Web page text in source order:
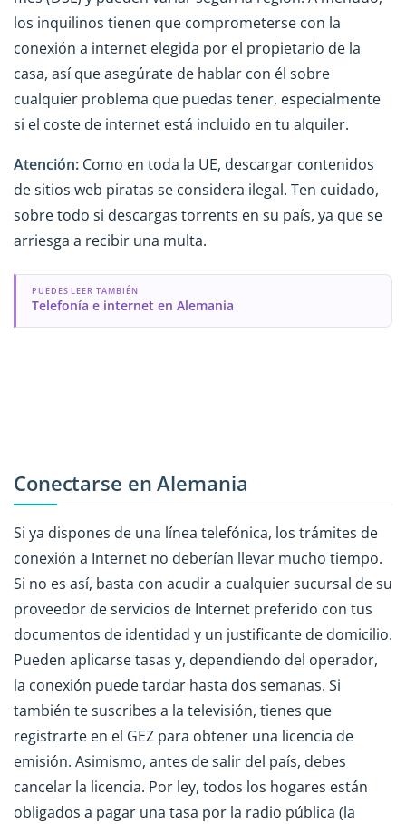
los inquilinos tienen que comprometerse con la
conexión a internet elegida por el propietario de la
casa, así que asegúrate de hablar con él sobre
cualquier problema que puedas tener, especialmente
si el coste de internet está incluido en tu alquiler.
Atención: Como en toda la UE, descargar contenidos
de sitios web piratas se considera ilegal. Ten cuidado,
sobre todo si descargas torrents en su país, ya que se
arriesga a recibir una multa.
PUEDES LEER TAMBIÉN
Telefonía e internet en Alemania
Conectarse en Alemania
Si ya dispones de una línea telefónica, los trámites de
conexión a Internet no deberían llevar mucho tiempo.
Si no es así, basta con acudir a cualquier sucursal de su
proveedor de servicios de Internet preferido con tus
documentos de identidad y un justificante de domicilio.
Pueden aplicarse tasas y, dependiendo del operador,
la conexión puede tardar hasta dos semanas. Si
también te suscribes a la televisión, tienes que
registrarte en el GEZ para obtener una licencia de
emisión. Asimismo, antes de salir del país, debes
cancelar la licencia. Por ley, todos los hogares están
obligados a pagar una tasa por la radio pública (la